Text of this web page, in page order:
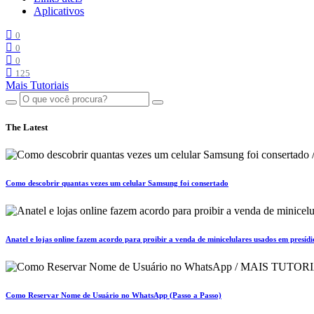
Aplicativos
0
0
0
125
Mais Tutoriais
The Latest
Como descobrir quantas vezes um celular Samsung foi consertado
Anatel e lojas online fazem acordo para proibir a venda de minicelulares usados em
Como Reservar Nome de Usuário no WhatsApp (Passo a Passo)